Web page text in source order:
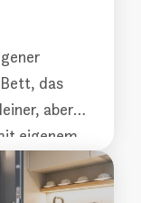
das
aber
eigenem